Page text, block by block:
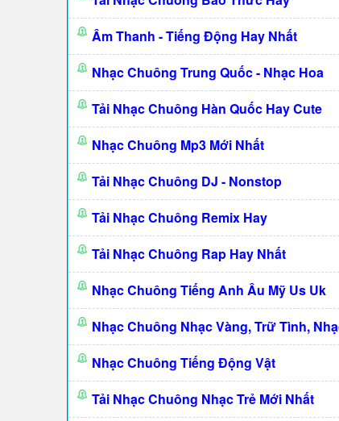
Âm Thanh - Tiếng Động Hay Nhất
Nhạc Chuông Trung Quốc - Nhạc Hoa
Tải Nhạc Chuông Hàn Quốc Hay Cute
Nhạc Chuông Mp3 Mới Nhất
Tải Nhạc Chuông DJ - Nonstop
Tải Nhạc Chuông Remix Hay
Tải Nhạc Chuông Rap Hay Nhất
Nhạc Chuông Tiếng Anh Âu Mỹ Us Uk
Nhạc Chuông Nhạc Vàng, Trữ Tình,
Nhạc Chuông Tiếng Động Vật
Tải Nhạc Chuông Nhạc Trẻ Mới Nhất